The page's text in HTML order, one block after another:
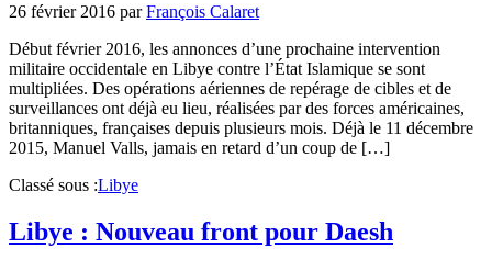
26 février 2016 parFrançois Calaret
Début février 2016, les annonces d’une prochaine intervention
militaire occidentale en Libye contre l’État Islamique se sont
multipliées. Des opérations aériennes de repérage de cibles et de
surveillances ont déjà eu lieu, réalisées par des forces américaines,
britanniques, françaises depuis plusieurs mois. Déjà le 11 décembre
2015, Manuel Valls, jamais en retard d’un coup de […]
Classé sous :Libye
Libye : Nouveau front pour Daesh